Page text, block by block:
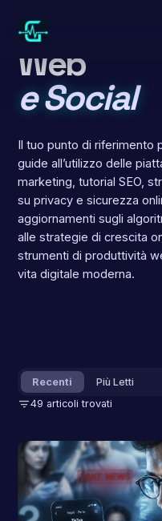
contenuto
search
CATEGORIA
Web
e Social
Il tuo punto di riferimento
guide all’utilizzo delle
marketing, tutorial SEO,
su privacy e sicurezza
aggiornamenti sugli
alle strategie di crescita
strumenti di produttività
vita digitale moderna.
Recenti Più Letti
filter_list49 articoli trovati